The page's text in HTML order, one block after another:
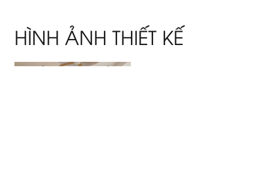
HÌNH ẢNH THIẾT KẾ